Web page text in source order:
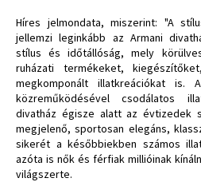
Híres jelmondata, miszerint: "A
jellemzi leginkább az Armani
stílus és időtállóság, mely
ruházati termékeket,
megkomponált illatkreációkat is.
közreműködésével csodálatos
divatház égisze alatt az évtizedek
megjelenő, sportosan elegáns,
sikerét a későbbiekben számos
azóta is nők és férfiak millióinak
világszerte.